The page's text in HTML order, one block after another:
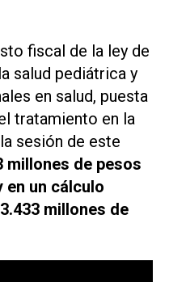
fiscal de la ley de
salud pediátrica y
en salud, puesta
tratamiento en la
sesión de este
millones de pesos
en un cálculo
millones de